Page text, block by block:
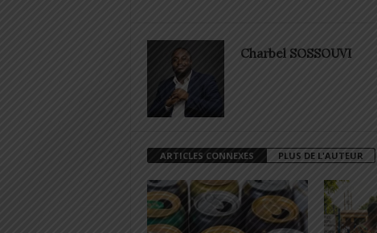
Charbel SOSSOUVI
ARTICLES CONNEXES PLUS DE L'AUTEUR